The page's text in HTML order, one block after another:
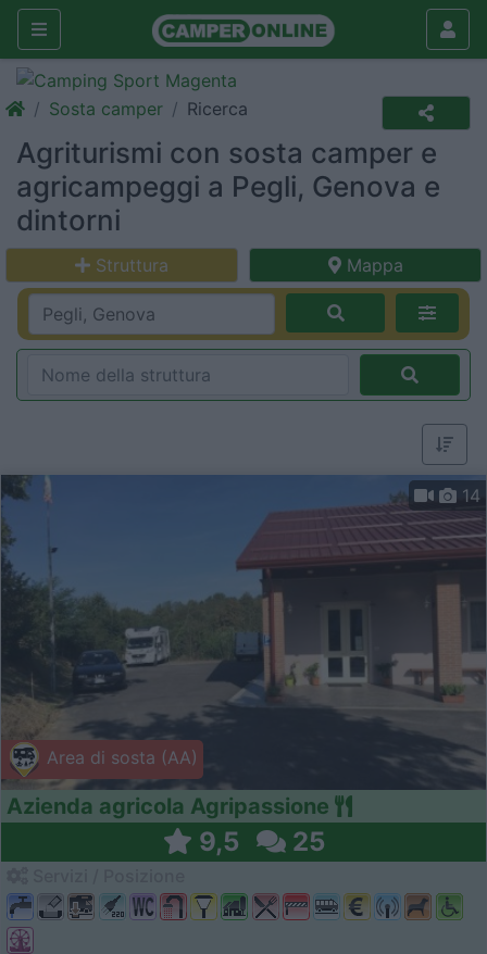
Sosta camper Ricerca
Agriturismi con sosta camper e
agricampeggi a Pegli, Genova e
dintorni
Struttura Mappa
Area di sosta (AA)
14
Azienda agricola Agripassione
9,5 25